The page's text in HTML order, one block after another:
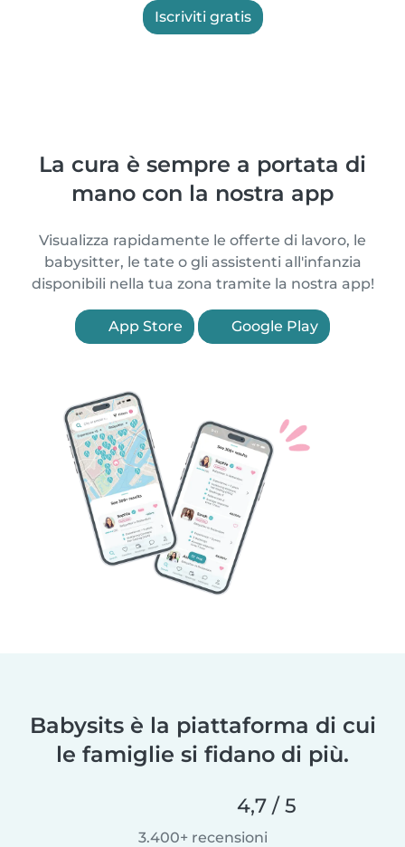
Iscriviti gratis
La cura è sempre a portata di
mano con la nostra app
Visualizza rapidamente le offerte di lavoro, le
babysitter, le tate o gli assistenti all'infanzia
disponibili nella tua zona tramite la nostra app!
App Store Google Play
Babysits è la piattaforma di cui
le famiglie si fidano di più.
4,7 / 5
3.400+ recensioni